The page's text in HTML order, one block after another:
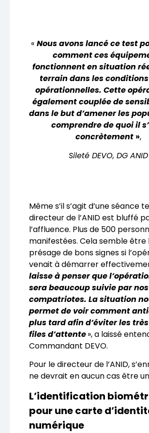
« Nous avons lancé ce test
comment ces
fonctionnent en situation
terrain dans les
opérationnelles. Cette
également couplée de
dans le but d’amener les
comprendre de quoi il
concrètement »,
Sileté DEVO, DG ANID
Même s’il s’agit d’une séance
directeur de l’ANID est bluffé
l’affluence. Plus de 500
manifestées. Cela semble être
présage de bons signes si
venait à démarrer
laisse à penser que
sera beaucoup suivie par nos
compatriotes. La situation
permet de voir comment
plus tard afin d’éviter les
files d’attente», a laissé
Commandant DEVO.
Pour le directeur de l’ANID,
ne devrait en aucun cas être
L’identification
pour une carte
numérique